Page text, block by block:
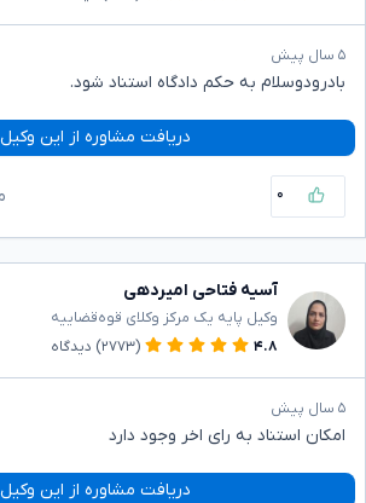
۵ سال پیش
بادرودوسلام به حکم دادگاه استناد شود.
دریافت مشاوره از این وکیل
۰
آسیه فتاحی امیردهی
وکیل پایه یک مرکز وکلای قوه‌قضاییه
۴.۸
(۲۷۷۳) دیدگاه
۵ سال پیش
امکان استناد به رای اخر وجود دارد
دریافت مشاوره از این وکیل